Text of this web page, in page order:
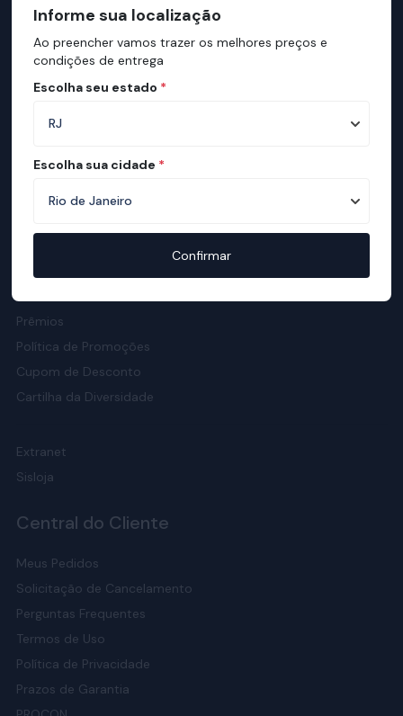
Institucional
Sobre a ortobom
Ortobom na Mídia
Manual do Sono
Prêmios
Política de Promoções
Cupom de Desconto
Cartilha da Diversidade
Extranet
Sisloja
Central do Cliente
Meus Pedidos
Solicitação de Cancelamento
Perguntas Frequentes
Termos de Uso
Política de Privacidade
Prazos de Garantia
Informe sua localização
Ao preencher vamos trazer os melhores preços e
condições de entrega
Escolha seu estado *
Escolha sua cidade *
Confirmar